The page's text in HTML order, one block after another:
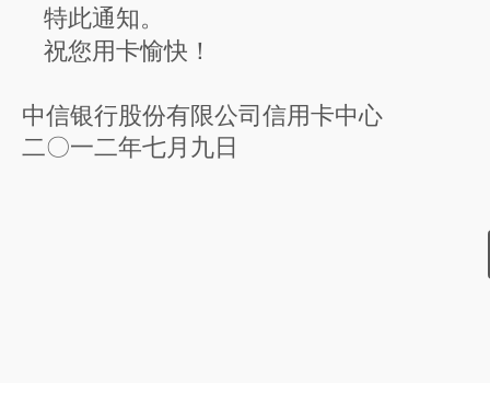
特此通知。
祝您用卡愉快！
中信银行股份有限公司信用卡中心
二〇一二年七月九日